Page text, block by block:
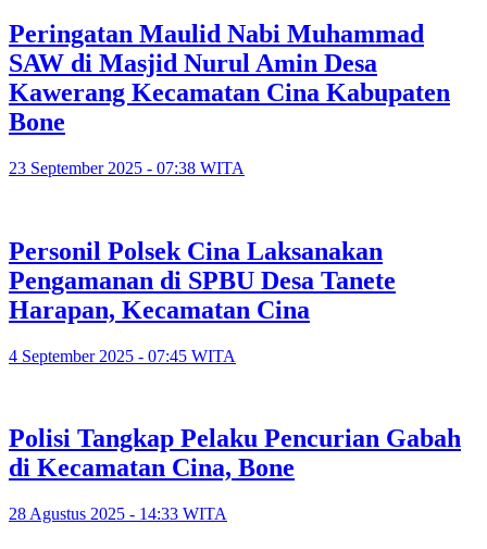
Peringatan Maulid Nabi Muhammad
SAW di Masjid Nurul Amin Desa
Kawerang Kecamatan Cina Kabupaten
Bone
23 September 2025 - 07:38 WITA
Personil Polsek Cina Laksanakan
Pengamanan di SPBU Desa Tanete
Harapan, Kecamatan Cina
4 September 2025 - 07:45 WITA
Polisi Tangkap Pelaku Pencurian Gabah
di Kecamatan Cina, Bone
28 Agustus 2025 - 14:33 WITA